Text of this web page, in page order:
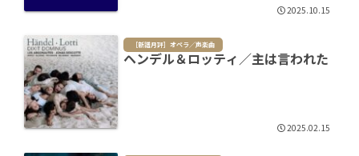
2025.10.15
［新譜月評］オペラ／声楽曲
ヘンデル＆ロッティ／主は言われた
2025.02.15